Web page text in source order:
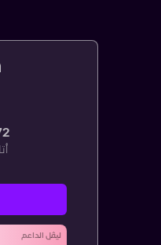
ليڤل الداعم